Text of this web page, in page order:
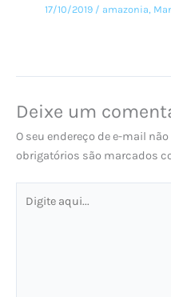
17/10/2019 /amazonia
Deixe um
O seu endereço de e-mail
obrigatórios são marcados
aqui...